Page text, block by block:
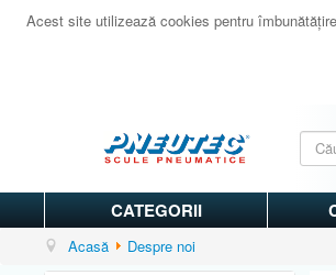
Acest site utilizează cookies pentru
CATEGORII
Acasă
Despre noi